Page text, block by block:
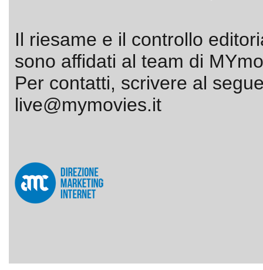
Il riesame e il controllo
sono affidati al team di
Per contatti, scrivere al
live@mymovies.it